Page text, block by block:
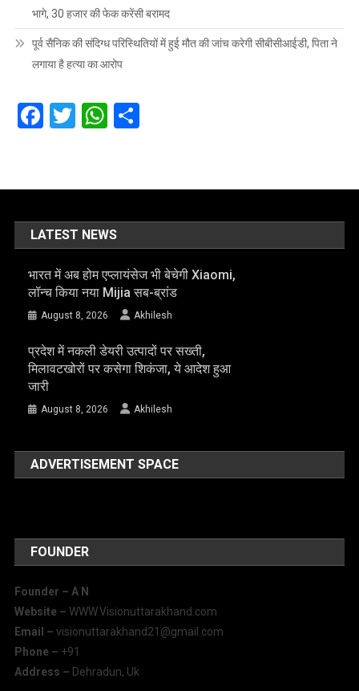
भागे, 30 हजार की फेक करेंसी बरामद
पूर्व सैनिक की संदिग्ध परिस्थितियों में हुई मौत की जांच करेगी सीबीसीआईडी, पिता ने
लगाया है हत्या का आरोप
Facebook
TwitterWhatsApp
Share
LATEST NEWS
भारत में अब होम एप्लायंसेज भी बेचेगी Xiaomi,
लॉन्च किया नया Mijia सब-ब्रांड
August 8, 2026 Akhilesh
प्रदेश में नकली डेयरी उत्पादों पर सख्ती,
मिलावटखोरों पर कसेगा शिकंजा, ये आदेश हुआ
जारी
August 8, 2026 Akhilesh
ADVERTISEMENT SPACE
FOUNDER
Founder – A N
Website –WWW.Visionuttarakhand.com
Email – visionuttarakhand21@gmail.com
Phone – +91
Address – Dehradun, Uk